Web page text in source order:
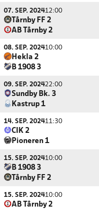
07. SEP. 202412:00
Tårnby FF 2
AB Tårnby 2
08. SEP. 202410:00
Hekla 2
B 1908 3
09. SEP. 202422:00
Sundby Bk. 3
Kastrup 1
14. SEP. 202411:30
CIK 2
Pioneren 1
15. SEP. 202410:00
B 1908 3
Tårnby FF 2
15. SEP. 202410:00
AB Tårnby 2